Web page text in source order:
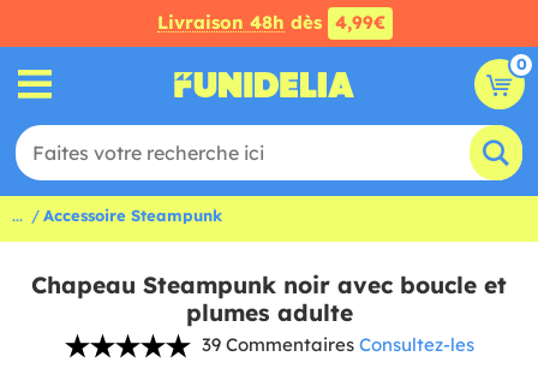
Livraison 48h dès 4,99€
0
... Accessoire Steampunk
Chapeau Steampunk noir avec boucle et
plumes adulte
39 Commentaires Consultez-les